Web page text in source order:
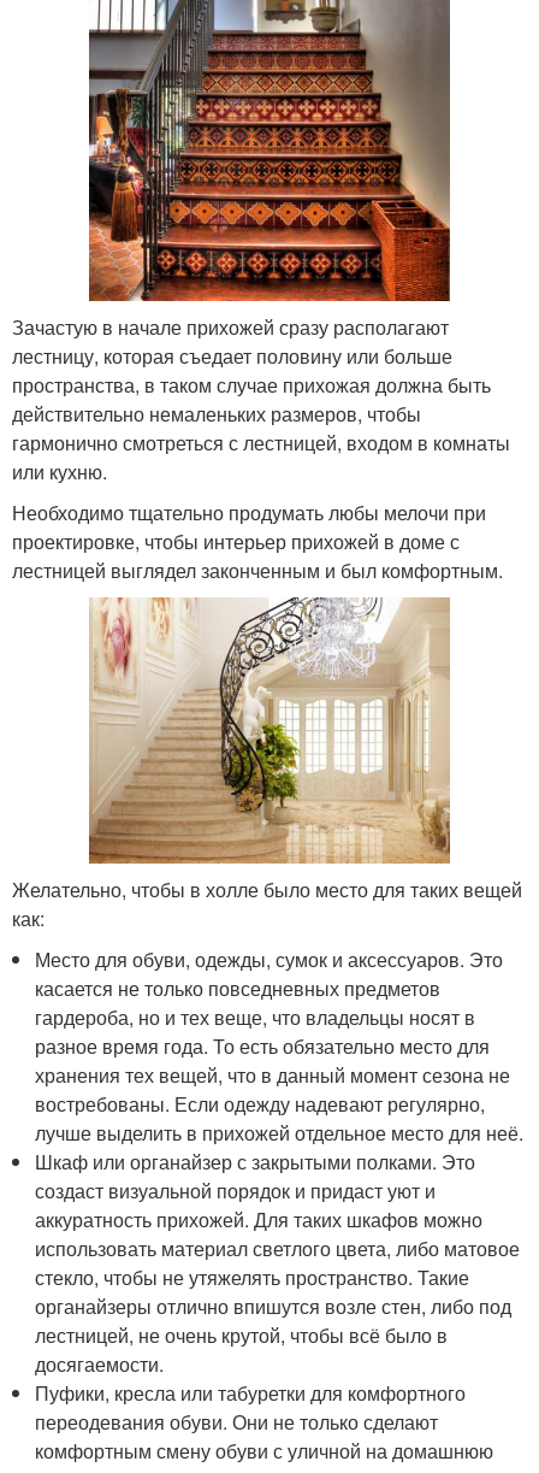
Зачастую в начале прихожей сразу располагают
лестницу, которая съедает половину или больше
пространства, в таком случае прихожая должна быть
действительно немаленьких размеров, чтобы
гармонично смотреться с лестницей, входом в комнаты
или кухню.
Необходимо тщательно продумать любы мелочи при
проектировке, чтобы интерьер прихожей в доме с
лестницей выглядел законченным и был комфортным.
Желательно, чтобы в холле было место для таких вещей
как:
Место для обуви, одежды, сумок и аксессуаров. Это
касается не только повседневных предметов
гардероба, но и тех веще, что владельцы носят в
разное время года. То есть обязательно место для
хранения тех вещей, что в данный момент сезона не
востребованы. Если одежду надевают регулярно,
лучше выделить в прихожей отдельное место для неё.
Шкаф или органайзер с закрытыми полками. Это
создаст визуальной порядок и придаст уют и
аккуратность прихожей. Для таких шкафов можно
использовать материал светлого цвета, либо матовое
стекло, чтобы не утяжелять пространство. Такие
органайзеры отлично впишутся возле стен, либо под
лестницей, не очень крутой, чтобы всё было в
досягаемости.
Пуфики, кресла или табуретки для комфортного
переодевания обуви. Они не только сделают
комфортным смену обуви с уличной на домашнюю